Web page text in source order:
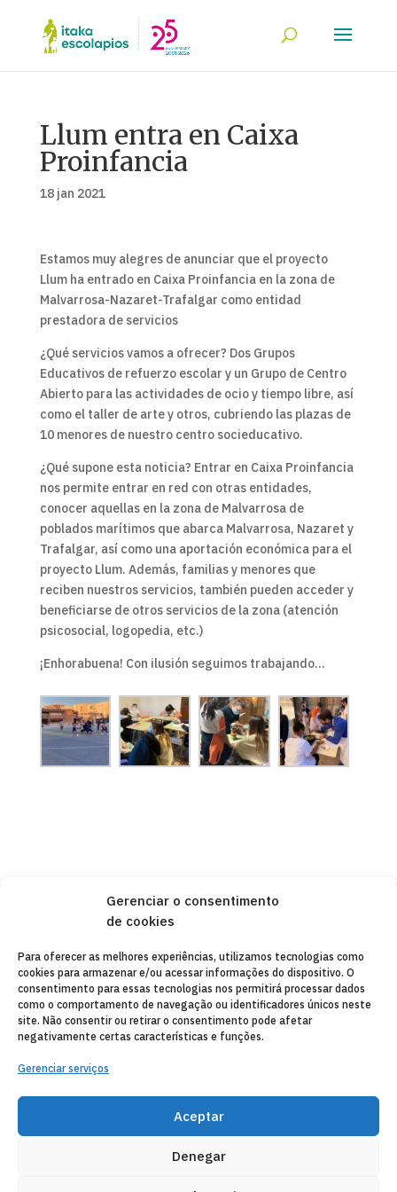
Gerenciar o consentimento
de cookies
Para oferecer as melhores experiências, utilizamos tecnologias como
cookies para armazenar e/ou acessar informações do dispositivo. O
consentimento para essas tecnologias nos permitirá processar dados
como o comportamento de navegação ou identificadores únicos neste
site. Não consentir ou retirar o consentimento pode afetar
negativamente certas características e funções.
Gerenciar serviços
Aceptar
Denegar
Llum entra en Caixa
Proinfancia
18 jan 2021
Estamos muy alegres de anunciar que el proyecto
Llum ha entrado en Caixa Proinfancia en la zona de
Malvarrosa-Nazaret-Trafalgar como entidad
prestadora de servicios
¿Qué servicios vamos a ofrecer? Dos Grupos
Educativos de refuerzo escolar y un Grupo de Centro
Abierto para las actividades de ocio y tiempo libre, así
como el taller de arte y otros, cubriendo las plazas de
10 menores de nuestro centro socieducativo.
¿Qué supone esta noticia? Entrar en Caixa Proinfancia
nos permite entrar en red con otras entidades,
conocer aquellas en la zona de Malvarrosa de
poblados marítimos que abarca Malvarrosa, Nazaret y
Trafalgar, así como una aportación económica para el
proyecto Llum. Además, familias y menores que
reciben nuestros servicios, también pueden acceder y
beneficiarse de otros servicios de la zona (atención
psicosocial, logopedia, etc.)
¡Enhorabuena! Con ilusión seguimos trabajando…
Copyleft 2025
AVISO LEGAL
POLÍTICA DE PRIVACIDADE
ENTIDADES COLABORADORAS
CORREIO ELETRÔNICO